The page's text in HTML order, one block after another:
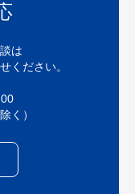
は
ください。
く）